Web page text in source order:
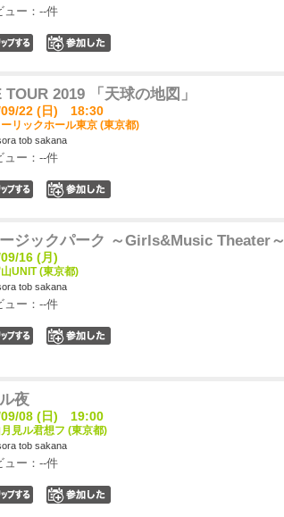
ュー：--件
TOUR 2019 「天球の地図」
09/22 (日) 18:30
リックホール東京 (東京都)
tob sakana
ュー：--件
ジックパーク ～Girls&Music Theater～
16 (月)
UNIT (東京都)
tob sakana
ュー：--件
夜
09/08 (日) 19:00
見ル君想フ (東京都)
tob sakana
ュー：--件